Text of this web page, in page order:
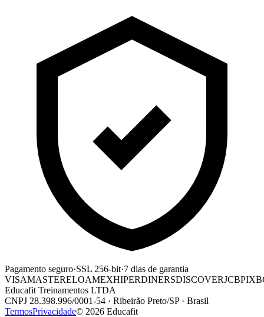
Pagamento seguro·SSL 256-bit·7 dias de garantia
VISAMASTERELOAMEXHIPERDINERSDISCOVERJCBPIX
Educafit Treinamentos LTDA
CNPJ 28.398.996/0001-54 · Ribeirão Preto/SP · Brasil
TermosPrivacidade© 2026 Educafit